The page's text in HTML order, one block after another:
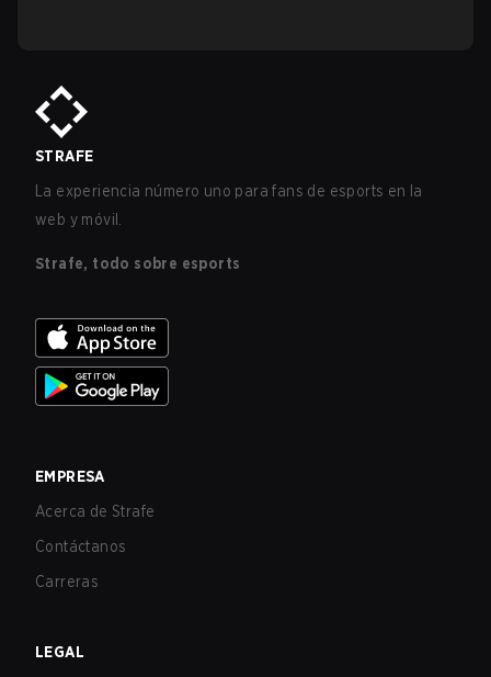
STRAFE
La experiencia número uno para fans de esports en la
web y móvil.
Strafe, todo sobre esports
EMPRESA
Acerca de Strafe
Contáctanos
Carreras
LEGAL